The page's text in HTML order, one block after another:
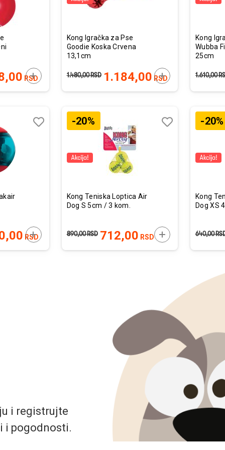
RSD
DODAJTE U KORPU
Kong Igračka za Pse
Goodie Koska Crvena
13,1cm
1.184,00 RSD
1.480,00RSD DODAJTE U
Kong
Wubba
25cm
1.610,00
RSD
DODAJTE U KORPU
Lista
-20%
Kong Teniska Loptica Air
Dog S 5cm / 3 kom.
712,00 RSD
890,00RSD DODAJTE U
Lista
-20%
Kong
Dog XS
640,00
i registrujte
i pogodnosti.